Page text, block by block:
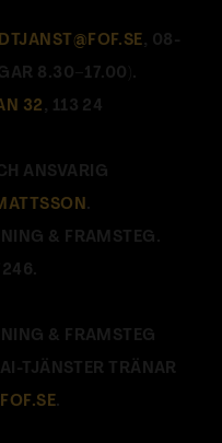
, 08-
8.30–17.00).
32 , 113 24
ANSVARIG
.
& FRAMSTEG.
& FRAMSTEG
TJÄNSTER TRÄNAR
FOF.SE.